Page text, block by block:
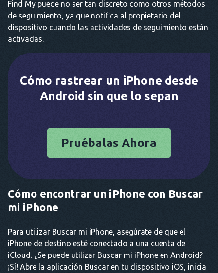
Find My puede no ser tan discreto como otros métodos
de seguimiento, ya que notifica al propietario del
dispositivo cuando las actividades de seguimiento están
activadas.
Cómo rastrear un iPhone desde
Android sin que lo sepan
Pruébalas Ahora
Cómo encontrar un iPhone con Buscar
mi iPhone
Para utilizar Buscar mi iPhone, asegúrate de que el
iPhone de destino esté conectado a una cuenta de
iCloud. ¿Se puede utilizar Buscar mi iPhone en Android?
¡Sí! Abre la aplicación Buscar en tu dispositivo iOS, inicia